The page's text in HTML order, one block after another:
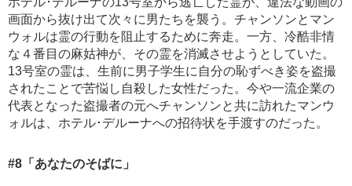
画面から抜け出て次々に男たちを襲う。チャンソンとマン
ウォルは霊の行動を阻止するために奔走。一方、冷酷非情
な４番目の麻姑神が、その霊を消滅させようとしていた。
13号室の霊は、生前に男子学生に自分の恥ずべき姿を盗撮
されたことで苦悩し自殺した女性だった。今や一流企業の
代表となった盗撮者の元へチャンソンと共に訪れたマンウ
ォルは、ホテル･デルーナへの招待状を手渡すのだった。
#8 「あなたのそばに」